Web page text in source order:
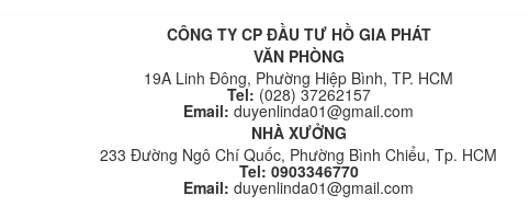
CÔNG TY CP ĐẦU TƯ HỒ GIA PHÁT
VĂN PHÒNG
19A Linh Đông, Phường Hiệp Bình, TP. HCM
Tel: (028) 37262157
Email: duyenlinda01@gmail.com
NHÀ XƯỞNG
233 Đường Ngô Chí Quốc, Phường Bình Chiểu, Tp. HCM
Tel: 0903346770
Email: duyenlinda01@gmail.com